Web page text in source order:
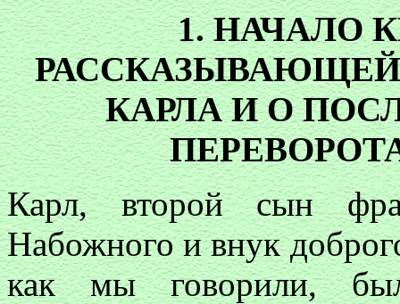
1. НАЧАЛО
КАРЛА И О
Карл, второй сын
Набожного и внук
как мы говорили,